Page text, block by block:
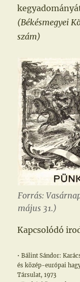
(Békésmegyei
szám)
Forrás:
május 31.)
Kapcsolódó
• Bálint Sándor:
és közép-európai
Társulat, 1973